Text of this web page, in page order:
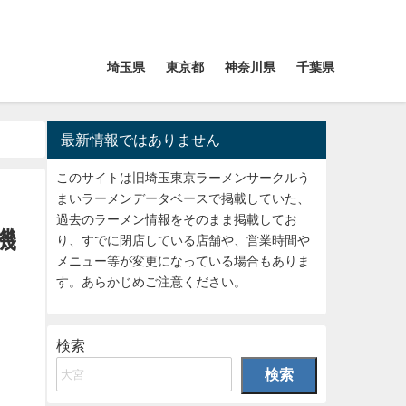
埼玉県 東京都 神奈川県 千葉県
最新情報ではありません
このサイトは旧埼玉東京ラーメンサークルう
まいラーメンデータベースで掲載していた、
過去のラーメン情報をそのまま掲載してお
り、すでに閉店している店舗や、営業時間や
メニュー等が変更になっている場合もありま
す。あらかじめご注意ください。
検索
検索